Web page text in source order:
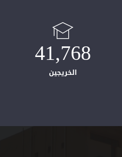
41,768
الخريجين